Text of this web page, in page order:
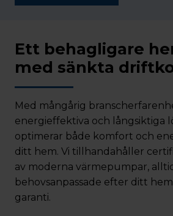
Ett behagligare
med sänkta
Med mångårig
energieffektiva och långsiktiga
optimerar både komfort och
ditt hem. Vi tillhandahåller
av moderna värmepumpar,
behovsanpassade efter ditt
garanti.